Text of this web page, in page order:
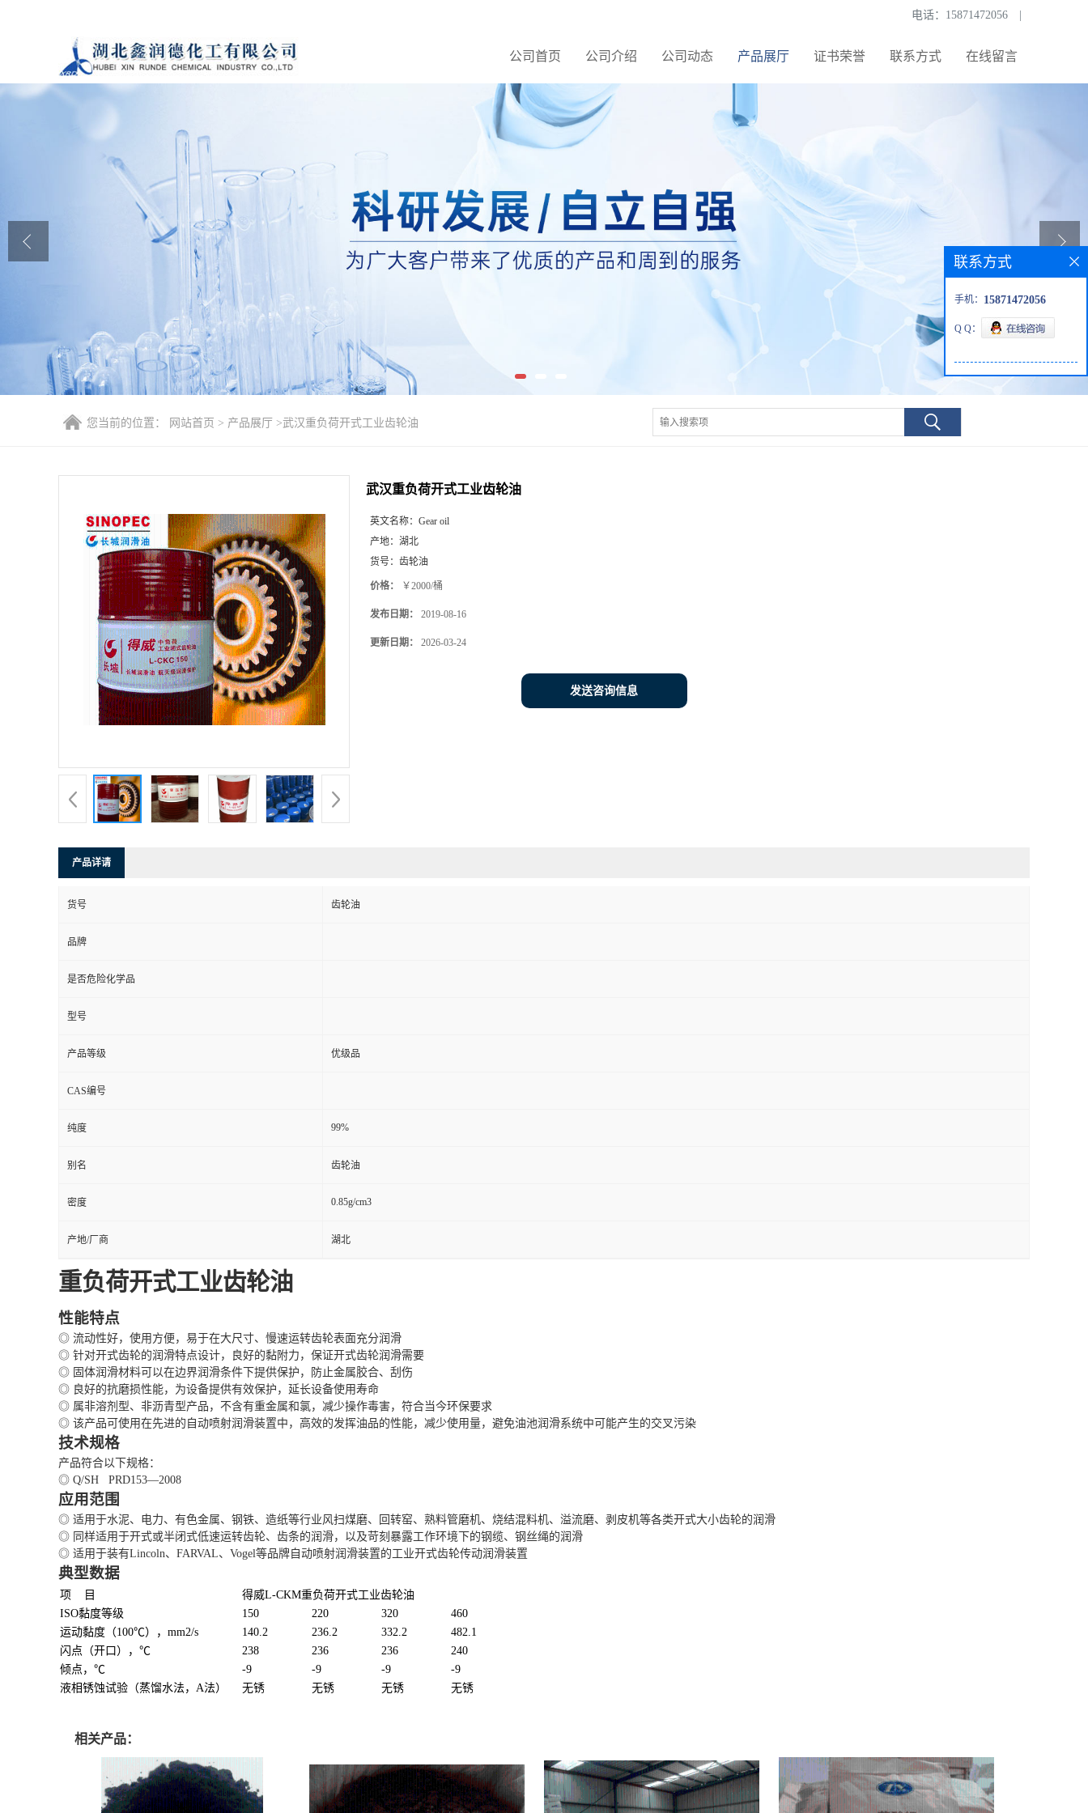
电话： 15871472056
公司首页 公司介绍 公司动态 产品展厅 证书荣誉 联系方式 在线留言
公司介绍
联系方式
您当前的位置： 网站首页 > 产品展厅 >武汉重负荷开式工业齿轮油
武汉重负荷开式工业齿轮油
英文名称： Gear oil
产地： 湖北
货号： 齿轮油
价格： ￥2000/桶
发布日期： 2019-08-16
更新日期： 2026-03-24
发送咨询信息
产品详请
货号 齿轮油
品牌
是否危险化学品
型号
产品等级 优级品
CAS编号
纯度 99%
别名 齿轮油
密度 0.85g/cm3
产地/厂商 湖北
重负荷开式工业齿轮油
性能特点
◎ 流动性好，使用方便，易于在大尺寸、慢速运转齿轮表面充分润滑
◎ 针对开式齿轮的润滑特点设计，良好的黏附力，保证开式齿轮润滑需要
◎ 固体润滑材料可以在边界润滑条件下提供保护，防止金属胶合、刮伤
◎ 良好的抗磨损性能，为设备提供有效保护，延长设备使用寿命
◎ 属非溶剂型、非沥青型产品，不含有重金属和氯，减少操作毒害，符合当今环保要求
◎ 该产品可使用在先进的自动喷射润滑装置中，高效的发挥油品的性能，减少使用量，避免油池润滑系统中可能产生的交叉污染
技术规格
产品符合以下规格：
◎ Q/SH PRD153—2008
应用范围
◎ 适用于水泥、电力、有色金属、钢铁、造纸等行业风扫煤磨、回转窑、熟料管磨机、烧结混料机、溢流磨、剥皮机等各类开式大小齿轮的润滑
◎ 同样适用于开式或半闭式低速运转齿轮、齿条的润滑，以及苛刻暴露工作环境下的钢缆、钢丝绳的润滑
◎ 适用于装有Lincoln、FARVAL、Vogel等品牌自动喷射润滑装置的工业开式齿轮传动润滑装置
典型数据
项 目
得威L-CKM重负荷开式工业齿轮油
ISO黏度等级
150 220 320
460
运动黏度（100℃），mm2/s
140.2 236.2 332.2
482.1
闪点（开口），℃
238 236 236
240
倾点，℃
-9 -9 -9
-9
液相锈蚀试验（蒸馏水法，A法）
无锈 无锈 无锈 无锈
相关产品：
联系方式
手机： 15871472056
Q Q：